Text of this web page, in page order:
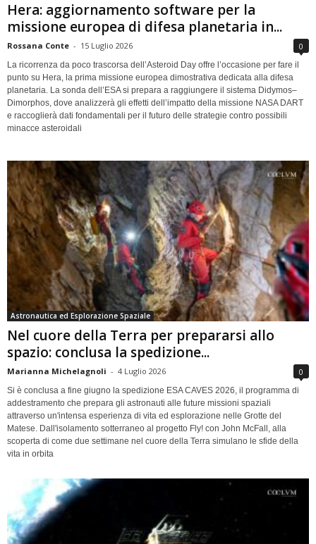
Hera: aggiornamento software per la
missione europea di difesa planetaria in...
Rossana Conte - 15 Luglio 2026 0
La ricorrenza da poco trascorsa dell’Asteroid Day offre l’occasione per fare il
punto su Hera, la prima missione europea dimostrativa dedicata alla difesa
planetaria. La sonda dell’ESA si prepara a raggiungere il sistema Didymos–
Dimorphos, dove analizzerà gli effetti dell’impatto della missione NASA DART
e raccoglierà dati fondamentali per il futuro delle strategie contro possibili
minacce asteroidali
Astronautica ed Esplorazione Spaziale
Nel cuore della Terra per prepararsi allo
spazio: conclusa la spedizione...
Marianna Michelagnoli - 4 Luglio 2026 0
Si è conclusa a fine giugno la spedizione ESA CAVES 2026, il programma di
addestramento che prepara gli astronauti alle future missioni spaziali
attraverso un'intensa esperienza di vita ed esplorazione nelle Grotte del
Matese. Dall'isolamento sotterraneo al progetto Fly! con John McFall, alla
scoperta di come due settimane nel cuore della Terra simulano le sfide della
vita in orbita